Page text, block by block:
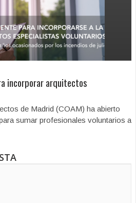
incorporar arquitectos
de Madrid (COAM) ha abierto
sumar profesionales voluntarios a